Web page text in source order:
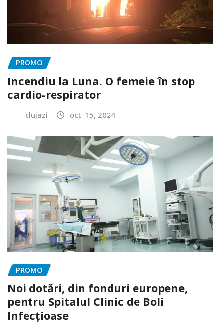
PROMO
Incendiu la Luna. O femeie în stop
cardio-respirator
clujazi oct. 15, 2024
PROMO
Noi dotări, din fonduri europene,
pentru Spitalul Clinic de Boli
Infecțioase